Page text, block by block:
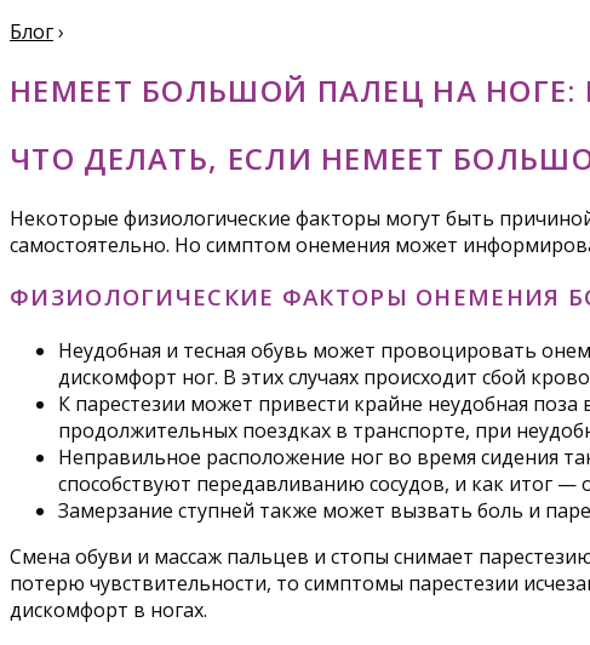
Блог›
НЕМЕЕТ БОЛЬШОЙ ПАЛЕЦ НА
ЧТО ДЕЛАТЬ, ЕСЛИ НЕМЕЕТ
Некоторые физиологические факторы могут быть
самостоятельно. Но симптом онемения может
ФИЗИОЛОГИЧЕСКИЕ ФАКТОРЫ ОНЕМЕНИЯ
Неудобная и тесная обувь может провоцировать
дискомфорт ног. В этих случаях происходит сбой
К парестезии может привести крайне неудобная
продолжительных поездках в транспорте, при
Неправильное расположение ног во время сидения
способствуют передавливанию сосудов, и как итог
Замерзание ступней также может вызвать боль и
Смена обуви и массаж пальцев и стопы снимает
потерю чувствительности, то симптомы парестезии
дискомфорт в ногах.